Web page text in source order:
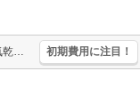
防犯カメラあり。都市ガス使用。宅配ボックスあり。インターネット無料。浴室換気乾燥式。追焚給湯。TVインターホン付き。温水洗浄便座付き。シャワー付独立洗面台。仲介手数料家賃の0.55ヵ月分(税込)。 初期費用に注目！